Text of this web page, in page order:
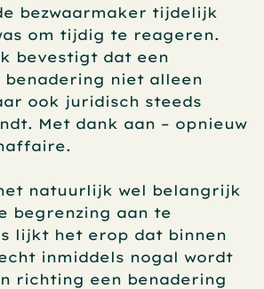
bezwaarmaker tijdelijk
om tijdig te reageren.
bevestigt dat een
benadering niet alleen
ook juridisch steeds
Met dank aan – opnieuw
natuurlijk wel belangrijk
begrenzing aan te
lijkt het erop dat binnen
inmiddels nogal wordt
richting een benadering